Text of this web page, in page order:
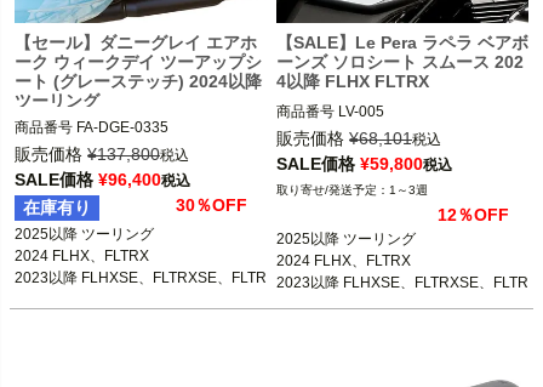
【セール】ダニーグレイ エアホ
ーク ウィークデイ ツーアップシ
ート (グレーステッチ) 2024以降
ツーリング
商品番号 FA-DGE-0335
3OT：0801-1917
販売価格 ¥137,800税込
SALE価格 ¥96,400税込
在庫有り 30％OFF
2025以降 ツーリング
2024 FLHX、FLTRX
2023以降 FLHXSE、FLTRXSE、FLTR
【SALE】Le Pera ラペラ ベアボ
ーンズ ソロシート スムース 202
4以降 FLHX FLTRX
商品番号 LV-005
3OT：0801-1841
2025以降 ツーリング
2024 FLHX、FLTRX
2023以降 FLHXSE、FLTRXSE、FLTR
XSTSE
Le Pera（ラペラ）
販売価格 ¥68,101税込
SALE価格 ¥59,800税込
1～3週
12％OFF
2025以降 ツーリング
2024 FLHX、FLTRX
2023以降 FLHXSE、FLTRXSE、FLTR